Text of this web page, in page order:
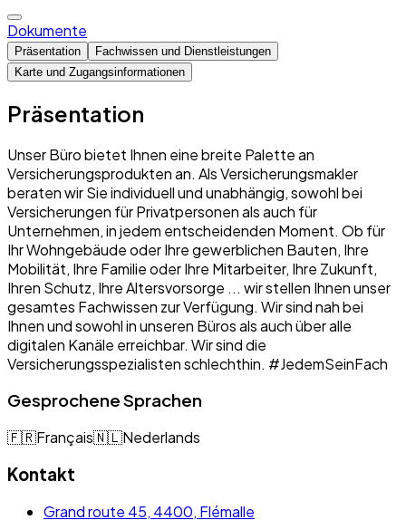
Dokumente
Präsentation
Fachwissen und Dienstleistungen
Karte und Zugangsinformationen
Präsentation
Unser Büro bietet Ihnen eine breite Palette an
Versicherungsprodukten an. Als Versicherungsmakler
beraten wir Sie individuell und unabhängig, sowohl bei
Versicherungen für Privatpersonen als auch für
Unternehmen, in jedem entscheidenden Moment. Ob für
Ihr Wohngebäude oder Ihre gewerblichen Bauten, Ihre
Mobilität, Ihre Familie oder Ihre Mitarbeiter, Ihre Zukunft,
Ihren Schutz, Ihre Altersvorsorge ... wir stellen Ihnen unser
gesamtes Fachwissen zur Verfügung. Wir sind nah bei
Ihnen und sowohl in unseren Büros als auch über alle
digitalen Kanäle erreichbar. Wir sind die
Versicherungsspezialisten schlechthin. #JedemSeinFach
Gesprochene Sprachen
🇫🇷Français🇳🇱Nederlands
Kontakt
Grand route 45, 4400, Flémalle